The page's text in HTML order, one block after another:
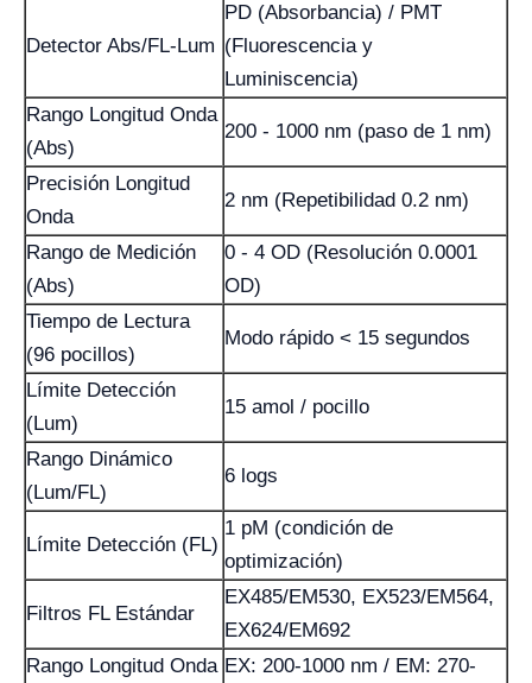
Detector Abs/FL-Lum
PD (Absorbancia) / PMT
(Fluorescencia y
Luminiscencia)
Rango Longitud Onda
(Abs)
200 - 1000 nm (paso de 1 nm)
Precisión Longitud
Onda
2 nm (Repetibilidad 0.2 nm)
Rango de Medición
(Abs)
0 - 4 OD (Resolución 0.0001
OD)
Tiempo de Lectura
(96 pocillos)
Modo rápido < 15 segundos
Límite Detección
(Lum)
15 amol / pocillo
Rango Dinámico
(Lum/FL)
6 logs
Límite Detección (FL)
1 pM (condición de
optimización)
Filtros FL Estándar
EX485/EM530, EX523/EM564,
EX624/EM692
Rango Longitud Onda EX: 200-1000 nm / EM: 270-